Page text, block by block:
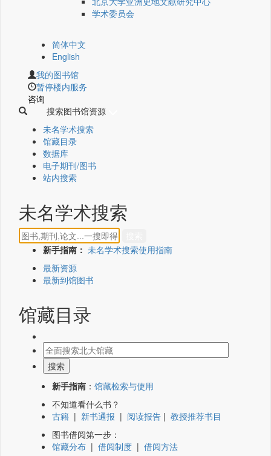
学术委员会
简体中文
English
我的图书馆
暂停楼内服务
咨询
搜索图书馆资源
未名学术搜索
馆藏目录
数据库
电子期刊/图书
站内搜索
未名学术搜索
新手指南： 未名学术搜索使用指南
最新资源
最新到馆图书
馆藏目录
新手指南 ： 馆藏检索与使用
不知道看什么书？
古籍 | 新书通报 | 阅读报告 | 教授推荐书目
图书借阅第一步：
馆藏分布 | 借阅制度 | 借阅方法